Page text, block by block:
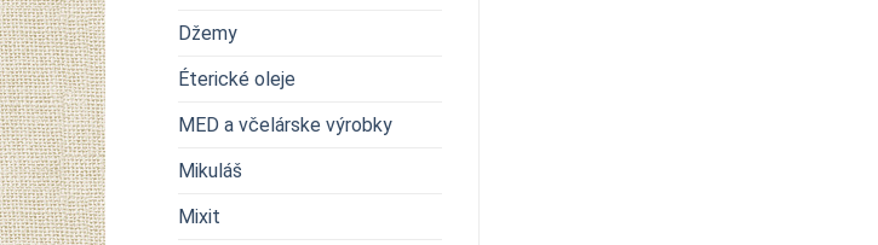
Džemy
Éterické oleje
MED a včelárske výrobky
Mikuláš
Mixit